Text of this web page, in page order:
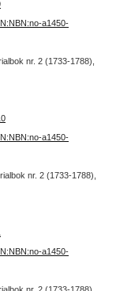
a1450-
nr. 2 (1733-1788),
a1450-
nr. 2 (1733-1788),
a1450-